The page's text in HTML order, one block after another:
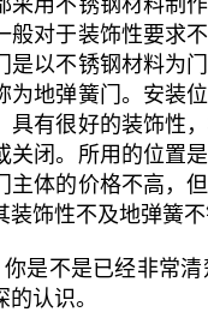
般对于装饰性要求
是以不锈钢材料为
为地弹簧门。安装
具有很好的装饰性
关闭。所用的位置
主体的价格不高，
饰性不及地弹簧不
是不是已经非常
认识。